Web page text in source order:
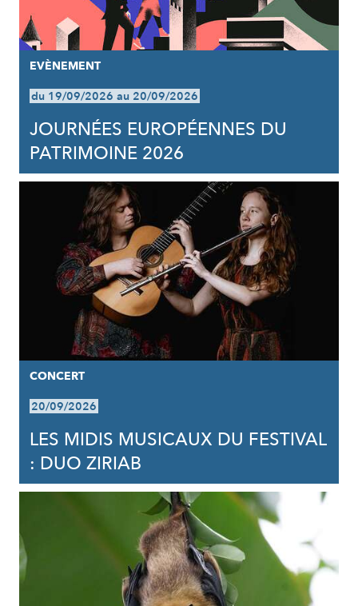
EVÈNEMENT
du 19/09/2026 au 20/09/2026
JOURNÉES EUROPÉENNES DU
PATRIMOINE 2026
CONCERT
20/09/2026
LES MIDIS MUSICAUX DU FESTIVAL
: DUO ZIRIAB